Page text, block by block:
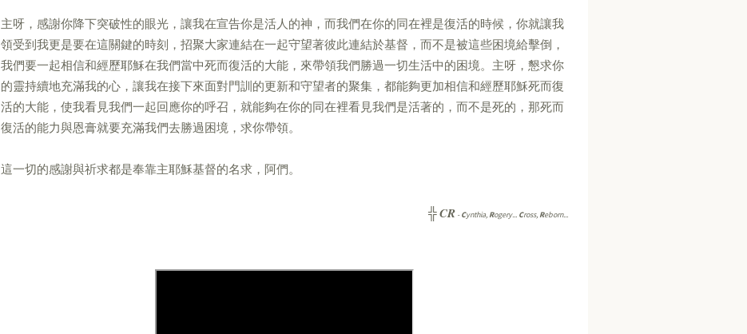
主呀，感謝你降下突破性的眼光，讓我在宣告你是活人的神，而我們在你的同在裡是復活的時候，你就讓我
領受到我更是要在這關鍵的時刻，招聚大家連結在一起守望著彼此連結於基督，而不是被這些困境給擊倒，
我們要一起相信和經歷耶穌在我們當中死而復活的大能，來帶領我們勝過一切生活中的困境。主呀，懇求你
的靈持續地充滿我的心，讓我在接下來面對門訓的更新和守望者的聚集，都能夠更加相信和經歷耶穌死而復
活的大能，使我看見我們一起回應你的呼召，就能夠在你的同在裡看見我們是活著的，而不是死的，那死而
復活的能力與恩膏就要充滿我們去勝過困境，求你帶領。
這一切的感謝與祈求都是奉靠主耶穌基督的名求，阿們。
╬CR -Cynthia, Rogery... Cross, Reborn...